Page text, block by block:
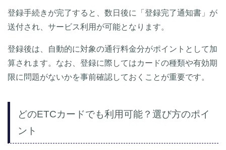
登録手続きが完了すると、数日後に「登録完了通知書」が
送付され、サービス利用が可能となります。
登録後は、自動的に対象の通行料金分がポイントとして加
算されます。なお、登録に際してはカードの種類や有効期
限に問題がないかを事前確認しておくことが重要です。
どのETCカードでも利用可能？選び方のポイ
ント